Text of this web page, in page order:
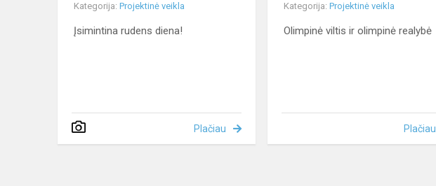
Kategorija: Projektinė veikla
Įsimintina rudens diena!
Plačiau
Kategorija:Projektinė veikla
Olimpinė viltis ir olimpinė realybė
Plačiau